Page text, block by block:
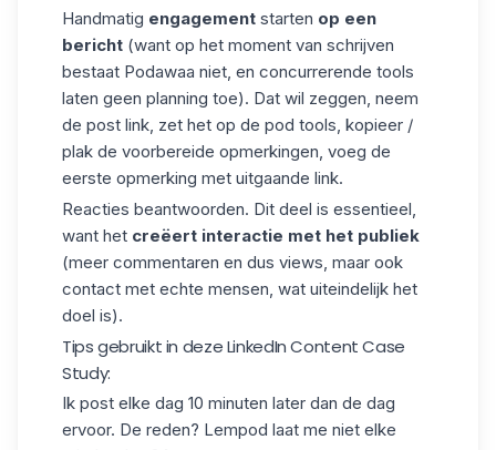
Handmatig engagement starten op een
bericht (want op het moment van schrijven
bestaat Podawaa niet, en concurrerende tools
laten geen planning toe). Dat wil zeggen, neem
de post link, zet het op de pod tools, kopieer /
plak de voorbereide opmerkingen, voeg de
eerste opmerking met uitgaande link.
Reacties beantwoorden. Dit deel is essentieel,
want het creëert interactie met het publiek
(meer commentaren en dus views, maar ook
contact met echte mensen, wat uiteindelijk het
doel is).
Tips gebruikt in deze LinkedIn Content Case
Study:
Ik post elke dag 10 minuten later dan de dag
ervoor. De reden? Lempod laat me niet elke